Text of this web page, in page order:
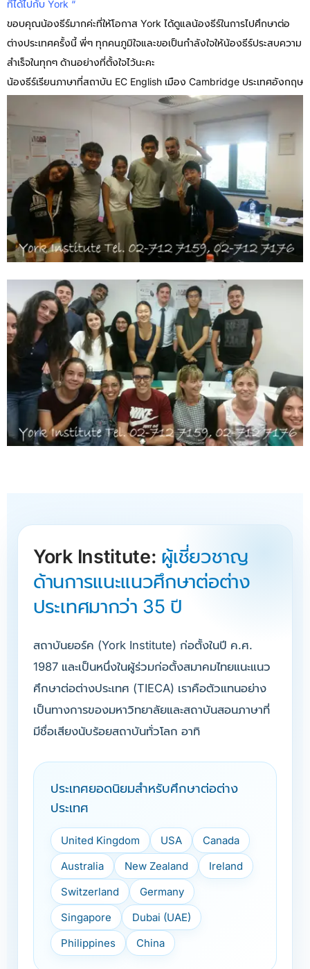
ที่ได้ไปกับ York “
ขอบคุณน้องธีร์มากค่ะที่ให้โอกาส York ได้ดูแลน้องธีร์ในการไปศึกษาต่อ
ต่างประเทศครั้งนี้ พี่ๆ ทุกคนภูมิใจและขอเป็นกำลังใจให้น้องธีร์ประสบความ
สำเร็จในทุกๆ ด้านอย่างที่ตั้งใจไว้นะคะ
น้องธีร์เรียนภาษาที่สถาบัน EC English เมือง Cambridge ประเทศอังกฤษ
York Institute: ผู้เชี่ยวชาญ
ด้านการแนะแนวศึกษาต่อต่าง
ประเทศมากว่า 35 ปี
สถาบันยอร์ค (York Institute) ก่อตั้งในปี ค.ศ.
1987 และเป็นหนึ่งในผู้ร่วมก่อตั้งสมาคมไทยแนะแนว
ศึกษาต่อต่างประเทศ (TIECA) เราคือตัวแทนอย่าง
เป็นทางการของมหาวิทยาลัยและสถาบันสอนภาษาที่
มีชื่อเสียงนับร้อยสถาบันทั่วโลก อาทิ
ประเทศยอดนิยมสำหรับศึกษาต่อต่าง
ประเทศ
United Kingdom USA
Canada
Australia
New Zealand
Ireland
Switzerland
Germany
Singapore
Dubai (UAE)
Philippines
China